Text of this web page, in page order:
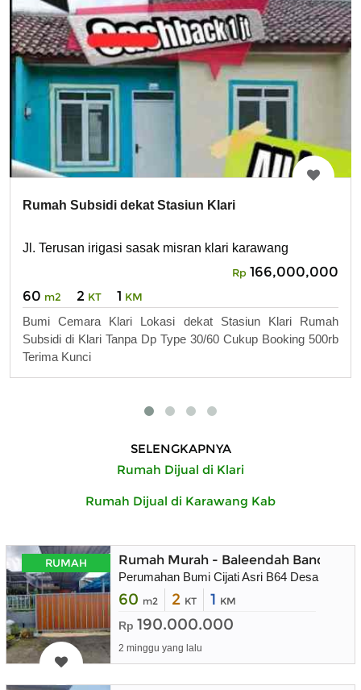
Rumah Subsidi dekat Stasiun Klari
Jl. Terusan irigasi sasak misran klari karawang
Rp 166,000,000
60 m2 2 KT 1 KM
Bumi Cemara Klari Lokasi dekat Stasiun Klari Rumah
Subsidi di Klari Tanpa Dp Type 30/60 Cukup Booking 500rb
Terima Kunci
SELENGKAPNYA
Rumah Dijual di Klari
Rumah Dijual di Karawang Kab
RUMAH Rumah Murah - Baleendah Bandung
Perumahan Bumi Cijati Asri B64 Desa
60 m2 2 KT 1 KM
Rp 190.000.000
2 minggu yang lalu